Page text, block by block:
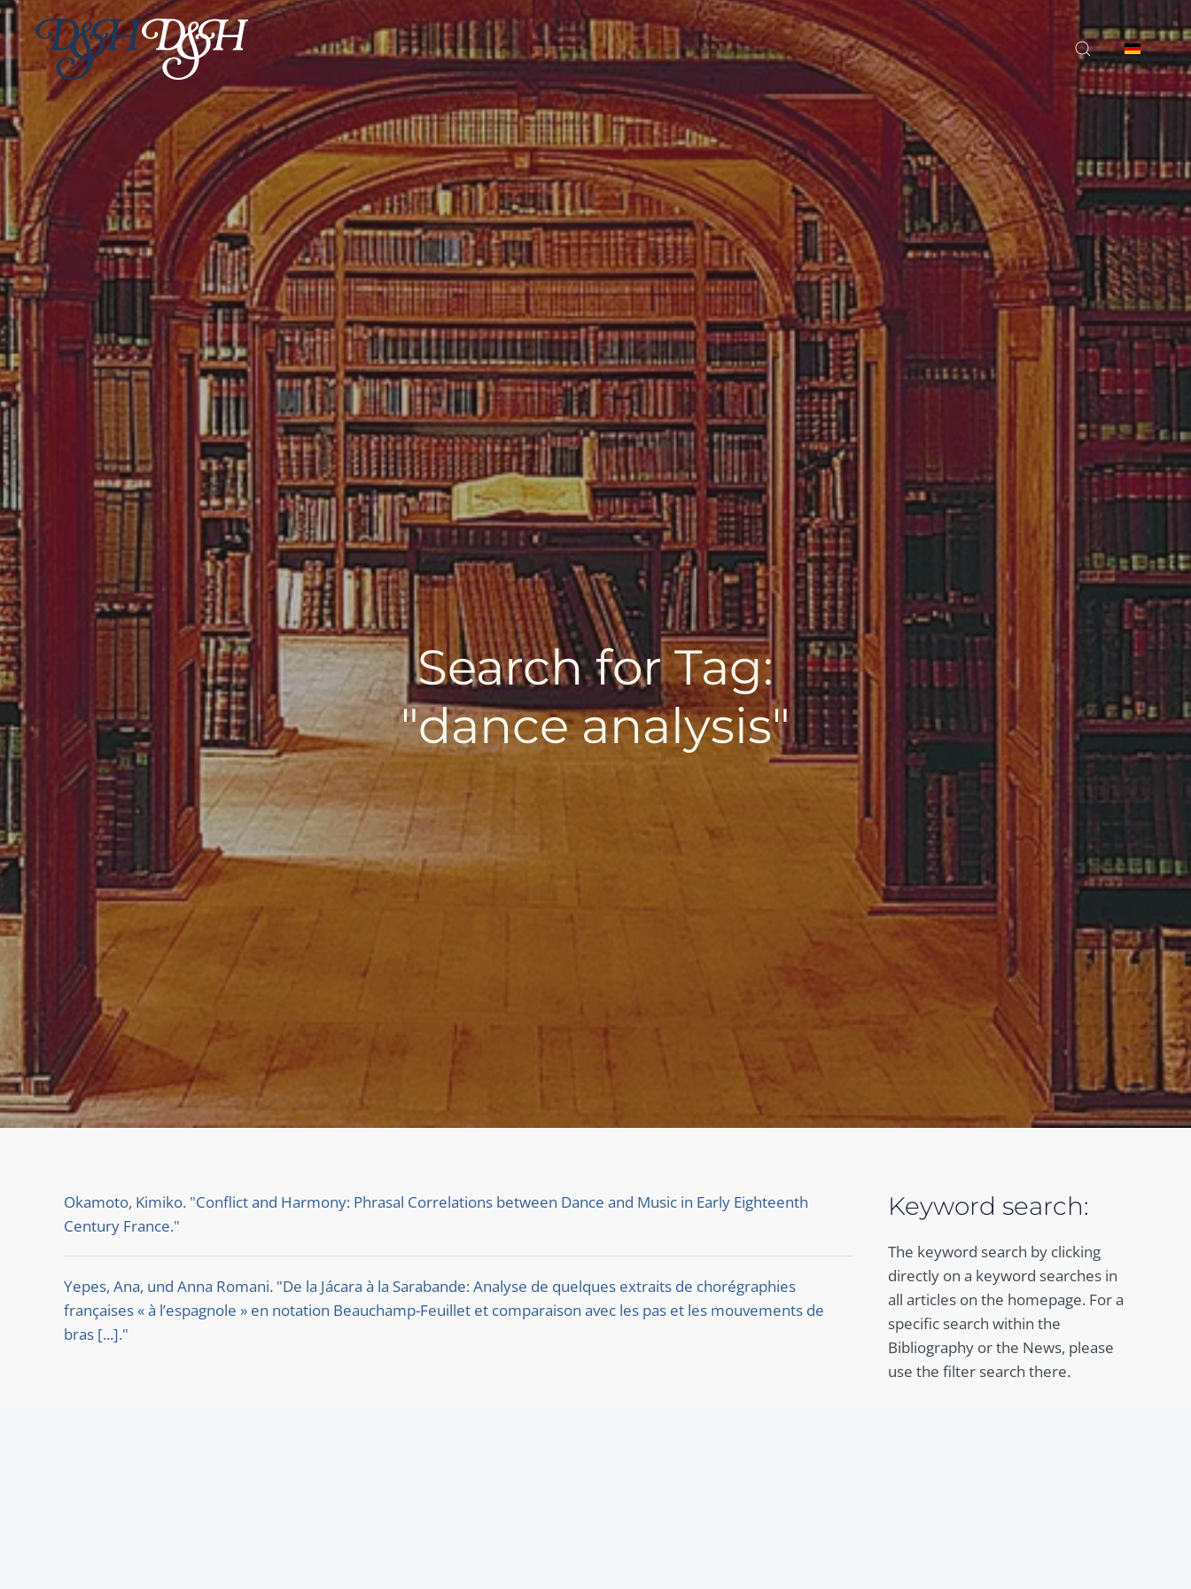
Skip to main content
Search for Tag:
"dance analysis"
Okamoto, Kimiko. "Conflict and Harmony: Phrasal Correlations between Dance and Music in Early Eighteenth
Century France."
Yepes, Ana, und Anna Romani. "De la Jácara à la Sarabande: Analyse de quelques extraits de chorégraphies
françaises « à l’espagnole » en notation Beauchamp-Feuillet et comparaison avec les pas et les mouvements de
bras [...]."
Keyword search:
The keyword search by clicking
directly on a keyword searches in
all articles on the homepage. For a
specific search within the
Bibliography or the News, please
use the filter search there.